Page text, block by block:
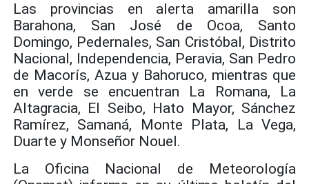
Las provincias en alerta amarilla son
Barahona, San José de Ocoa, Santo
Domingo, Pedernales, San Cristóbal, Distrito
Nacional, Independencia, Peravia, San Pedro
de Macorís, Azua y Bahoruco, mientras que
en verde se encuentran La Romana, La
Altagracia, El Seibo, Hato Mayor, Sánchez
Ramírez, Samaná, Monte Plata, La Vega,
Duarte y Monseñor Nouel.
La Oficina Nacional de Meteorología